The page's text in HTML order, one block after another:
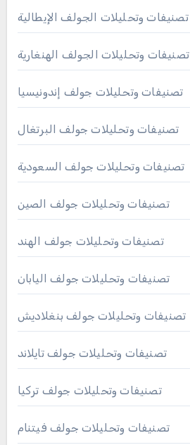
تصنيفات وتحليلات الجولف الإيطالية
تصنيفات وتحليلات الجولف الهنغارية
تصنيفات وتحليلات جولف إندونيسيا
تصنيفات وتحليلات جولف البرتغال
تصنيفات وتحليلات جولف السعودية
تصنيفات وتحليلات جولف الصين
تصنيفات وتحليلات جولف الهند
تصنيفات وتحليلات جولف اليابان
تصنيفات وتحليلات جولف بنغلاديش
تصنيفات وتحليلات جولف تايلاند
تصنيفات وتحليلات جولف تركيا
تصنيفات وتحليلات جولف فيتنام